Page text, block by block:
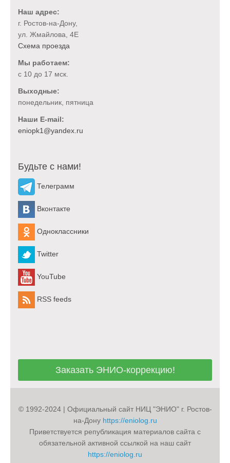
Наш адрес:
г. Ростов-на-Дону,
ул. Жмайлова, 4Е
Схема проезда
Мы работаем:
с 10 до 17 мск.
Выходные:
понедельник, пятница
Наши E-mail:
Будьте с нами!
Телеграмм
Вконтакте
Одноклассники
Twitter
YouTube
RSS feeds
Заказать ЭНИО-коррекцию!
© 1992-2024 | Официальный сайт НИЦ "ЭНИО" г. Ростов-
на-Дону https://eniolog.ru
Приветствуется републикация материалов сайта с
обязательной активной ссылкой на наш сайт
https://eniolog.ru